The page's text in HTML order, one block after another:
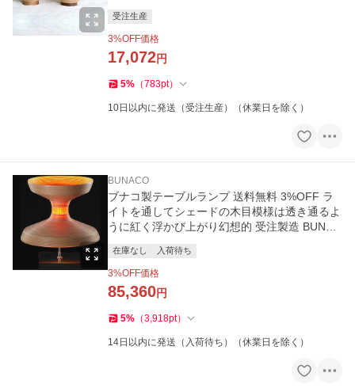
受注生産
3%OFF価格
17,072円
5% （783pt）
10日以内に発送（受注生産）（休業日を除く）
BUNACO
ブナコ製テーブルランプ 送料無料 3%OFF ラ
イトを通してシェードの木目模様は透き通るよ
うに紅く浮かび上がり幻想的 受注製造 BUNAC
在庫なし 入荷待ち
3%OFF価格
85,360円
5% （3,918pt）
14日以内に発送（入荷待ち）（休業日を除く）